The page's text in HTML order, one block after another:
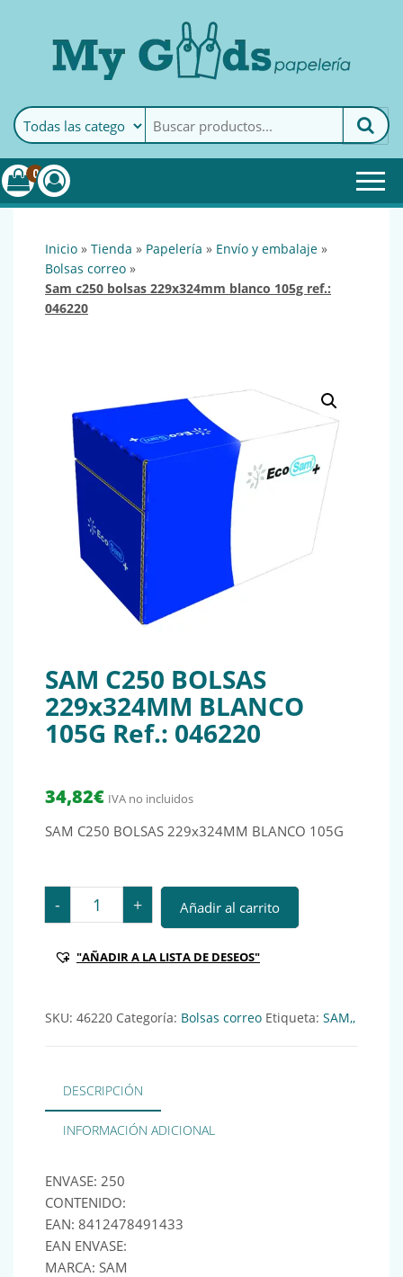
MyGoods · PapeleríaMy Goods es tu papelería
online de confianza. Podrás
encontrar todo lo necesario
0
inicio » tienda » papelería » envío y embalaje »
bolsas correo »
sam c250 bolsas 229x324mm blanco 105g ref.:
046220
SAM C250 BOLSAS
229x324MM BLANCO
105G Ref.: 046220
34,82€ IVA no incluidos
SAM C250 BOLSAS 229x324MM BLANCO 105G
- SAM C250 BOLSAS 229x324MM BLANCO 105G Ref.:
+ Añadir al carrito
"AÑADIR A LA LISTA DE DESEOS"
SKU: 46220 Categoría: Bolsas correo Etiqueta: SAM,,
DESCRIPCIÓN
INFORMACIÓN ADICIONAL
ENVASE: 250
CONTENIDO:
EAN: 8412478491433
EAN ENVASE:
MARCA: SAM